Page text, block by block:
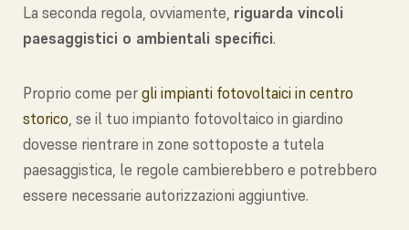
La seconda regola, ovviamente, riguarda vincoli
paesaggistici o ambientali specifici.
Proprio come pergli impianti fotovoltaici in centro
storico, se il tuo impianto fotovoltaico in giardino
dovesse rientrare in zone sottoposte a tutela
paesaggistica, le regole cambierebbero e potrebbero
essere necessarie autorizzazioni aggiuntive.